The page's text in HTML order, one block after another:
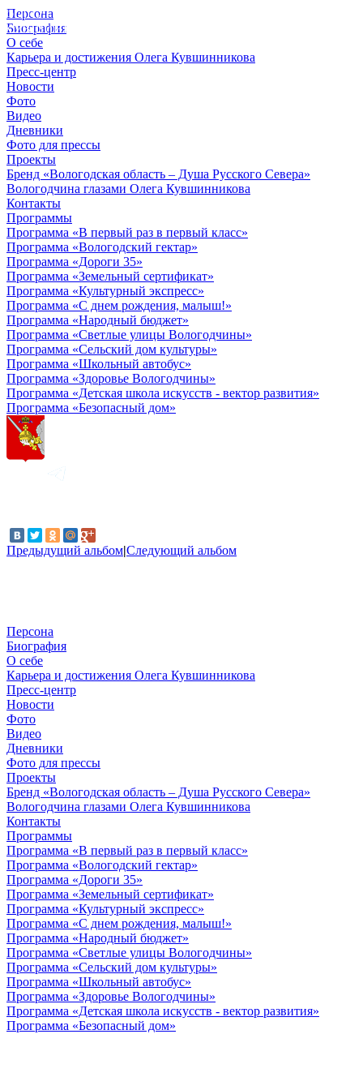
Персона
Биография
О себе
Карьера и достижения Олега Кувшинникова
Пресс-центр
Новости
Фото
Видео
Дневники
Фото для прессы
Проекты
Бренд «Вологодская область – Душа Русского Севера»
Вологодчина глазами Олега Кувшинникова
Контакты
Программы
Программа «В первый раз в первый класс»
Программа «Вологодский гектар»
Программа «Дороги 35»
Программа «Земельный сертификат»
Программа «Культурный экспресс»
Программа «С днем рождения, малыш!»
Программа «Народный бюджет»
Программа «Светлые улицы Вологодчины»
Программа «Сельский дом культуры»
Программа «Школьный автобус»
Программа «Здоровье Вологодчины»
Программа «Детская школа искусств - вектор развития»
Программа «Безопасный дом»
Предыдущий альбом|Следующий альбом
© 2012 - 2023,
КУВШИННИКОВ О.А.
Персона
Биография
О себе
Карьера и достижения Олега Кувшинникова
Пресс-центр
Новости
Фото
Видео
Дневники
Фото для прессы
Проекты
Бренд «Вологодская область – Душа Русского Севера»
Вологодчина глазами Олега Кувшинникова
Контакты
Программы
Программа «В первый раз в первый класс»
Программа «Вологодский гектар»
Программа «Дороги 35»
Программа «Земельный сертификат»
Программа «Культурный экспресс»
Программа «С днем рождения, малыш!»
Программа «Народный бюджет»
Программа «Светлые улицы Вологодчины»
Программа «Сельский дом культуры»
Программа «Школьный автобус»
Программа «Здоровье Вологодчины»
Программа «Детская школа искусств - вектор развития»
Программа «Безопасный дом»